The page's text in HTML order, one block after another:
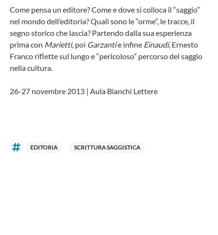
Come pensa un editore? Come e dove si colloca il “saggio”
nel mondo dell’editoria? Quali sono le “orme”, le tracce, il
segno storico che lascia? Partendo dalla sua esperienza
prima con Marietti, poi Garzantie infine Einaudi, Ernesto
Franco riflette sul lungo e “pericoloso” percorso del saggio
nella cultura.
26-27 novembre 2013 | Aula Bianchi Lettere
EDITORIA SCRITTURA SAGGISTICA